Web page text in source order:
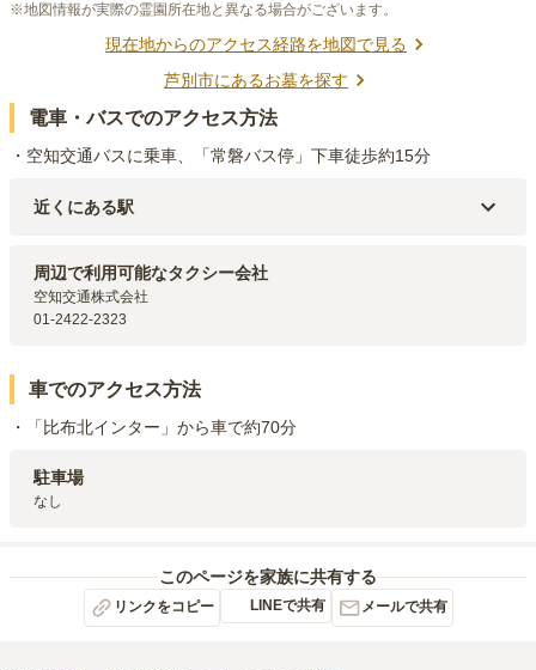
※地図情報が実際の霊園所在地と異なる場合がございます。
現在地からのアクセス経路を地図で見る
芦別市にあるお墓を探す
電車・バスでのアクセス方法
・空知交通バスに乗車、「常磐バス停」下車徒歩約15分
近くにある駅
周辺で利用可能なタクシー会社
空知交通株式会社
01-2422-2323
車でのアクセス方法
・「比布北インター」から車で約70分
駐車場
なし
このページを家族に共有する
リンクをコピー LINEで共有 メールで共有